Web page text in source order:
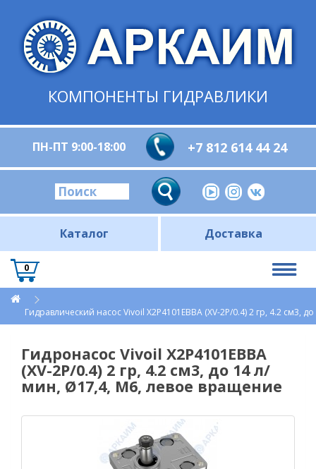
КОМПОНЕНТЫ ГИДРАВЛИКИ
ПН-ПТ 9:00-18:00 +7 812 614 44 24
Каталог Доставка
0
Гидравлический насос Vivoil X2P4101EBBA (XV-2P/0.4) 2 гр, 4.2 см3,
Гидронасос Vivoil X2P4101EBBA
(XV-2P/0.4) 2 гр, 4.2 см3, до 14 л/
мин, Ø17,4, M6, левое вращение